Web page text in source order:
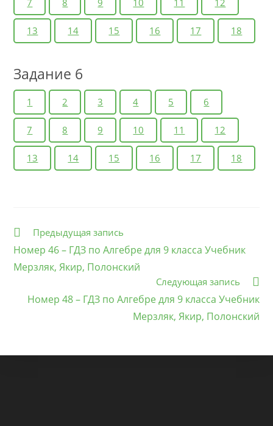
13 14 15 16 17 18
Задание 6
1 2 3 4 5 6
7 8 9 10 11 12
13 14 15 16 17 18
Еще
Предыдущая запись
Номер 46 – ГДЗ по Алгебре для 9 класса Учебник
Мерзляк, Якир, Полонский
Следующая запись
Номер 48 – ГДЗ по Алгебре для 9 класса Учебник
Мерзляк, Якир, Полонский